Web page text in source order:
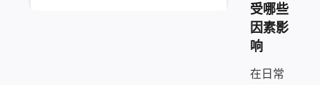
受哪些
因素影
响
在日常